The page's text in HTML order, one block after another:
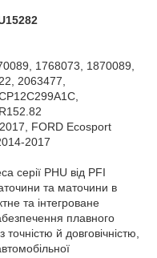
1768073, 1870089,
2063477,
FORD Ecosport
2017
серії PHU від PFI
та маточини в
та інтегроване
плавного
й довговічністю,